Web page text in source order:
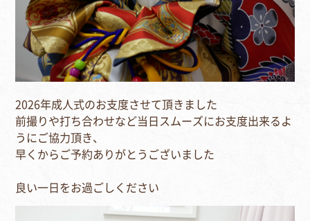
2026年成人式のお支度させて頂きました
前撮りや打ち合わせなど当日スムーズにお支度出来るよ
うにご協力頂き、
早くからご予約ありがとうございました
良い一日をお過ごしください